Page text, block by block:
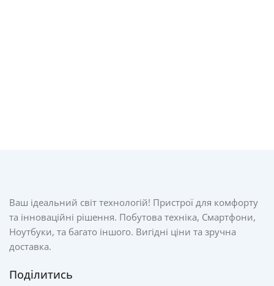
Ваш ідеальний світ технологій! Пристрої для комфорту
та інноваційні рішення. Побутова техніка, Смартфони,
Ноутбуки, та багато іншого. Вигідні ціни та зручна
доставка.
Поділитись